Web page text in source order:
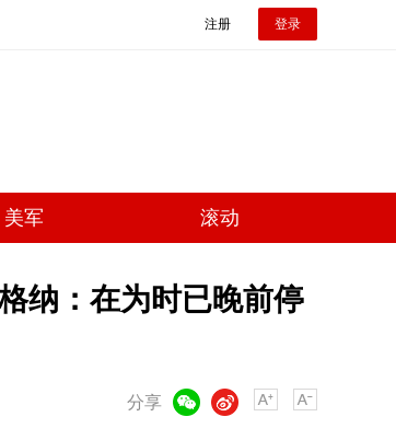
注册 登录
美军 滚动
纳：在为时已晚前停
分享
微博